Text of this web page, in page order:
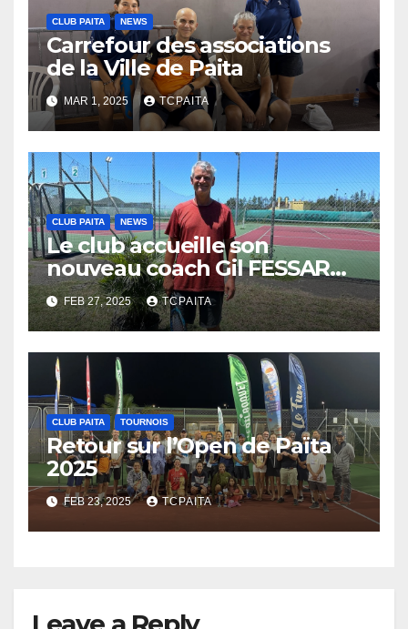
CLUB PAITA NEWS
Carrefour des associations
de la Ville de Paita
MAR 1, 2025 TCPAITA
CLUB PAITA NEWS
Le club accueille son
nouveau coach Gil FESSARD :
Nouvelle énergie
FEB 27, 2025 TCPAITA
CLUB PAITA TOURNOIS
Retour sur l’Open de Païta
2025
FEB 23, 2025 TCPAITA